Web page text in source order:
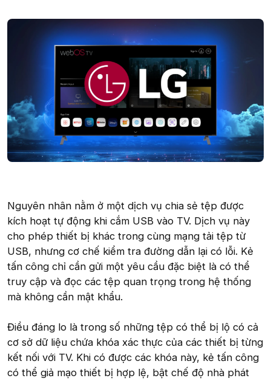
Nguyên nhân nằm ở một dịch vụ chia sẻ tệp được
kích hoạt tự động khi cắm USB vào TV. Dịch vụ này
cho phép thiết bị khác trong cùng mạng tải tệp từ
USB, nhưng cơ chế kiểm tra đường dẫn lại có lỗi. Kẻ
tấn công chỉ cần gửi một yêu cầu đặc biệt là có thể
truy cập và đọc các tệp quan trọng trong hệ thống
mà không cần mật khẩu.
Điều đáng lo là trong số những tệp có thể bị lộ có cả
cơ sở dữ liệu chứa khóa xác thực của các thiết bị từng
kết nối với TV. Khi có được các khóa này, kẻ tấn công
có thể giả mạo thiết bị hợp lệ, bật chế độ nhà phát